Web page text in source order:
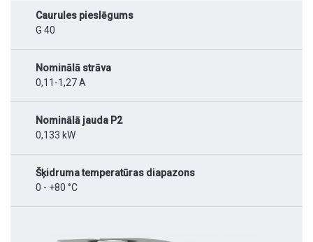
Caurules pieslēgums
G 40
Nominālā strāva
0,11-1,27 A
Nominālā jauda P2
0,133 kW
Šķidruma temperatūras diapazons
0 - +80 °C